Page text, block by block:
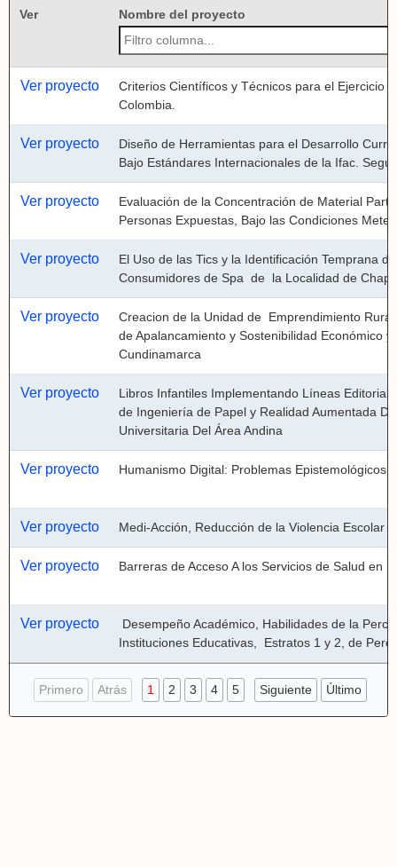
Ver Nombre del proyecto
Ver proyecto
Criterios Científicos y Técnicos para el Ejercicio
Colombia.
Ver proyecto
Diseño de Herramientas para el Desarrollo
Bajo Estándares Internacionales de la Ifac.
Ver proyecto
Evaluación de la Concentración de Material
Personas Expuestas, Bajo las Condiciones
Ver proyecto
El Uso de las Tics y la Identificación Temprana
Consumidores de Spa  de  la Localidad de
Ver proyecto
Creacion de la Unidad de  Emprendimiento
de Apalancamiento y Sostenibilidad Económico
Cundinamarca
Ver proyecto
Libros Infantiles Implementando Líneas
de Ingeniería de Papel y Realidad Aumentada
Universitaria Del Área Andina
Ver proyecto Humanismo Digital: Problemas Epistemológicos
Ver proyecto Medi-Acción, Reducción de la Violencia Escolar
Ver proyecto Barreras de Acceso A los Servicios de Salud en
Ver proyecto
Instituciones Educativas,  Estratos 1 y 2, de
Primero Atrás 1 2 3 4 5 Siguiente Último